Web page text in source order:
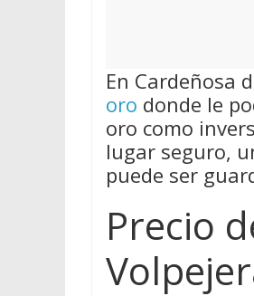
En Cardeñosa
oro donde le
oro como
lugar seguro,
puede ser
Precio